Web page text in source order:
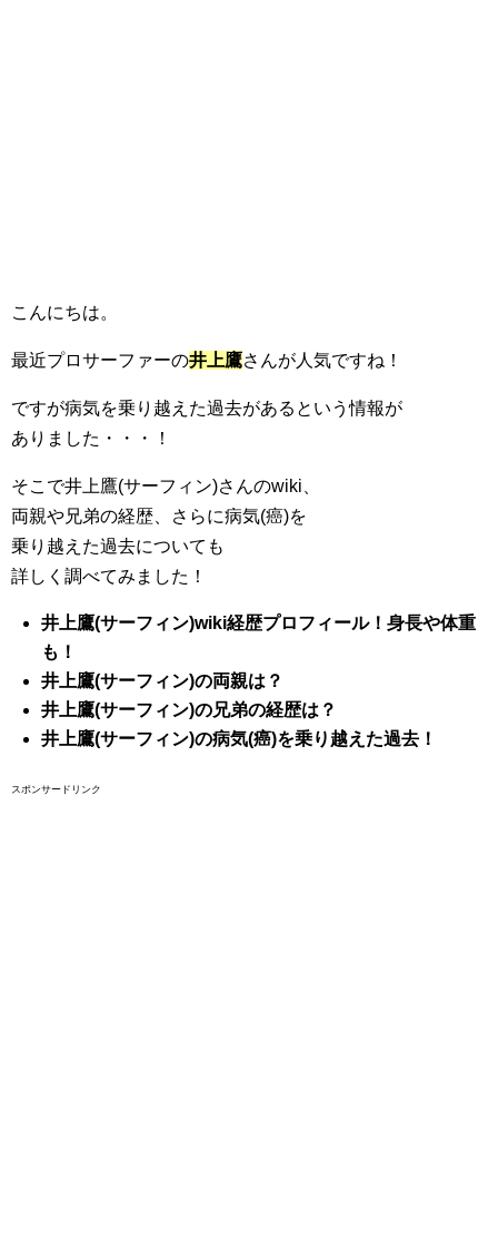
こんにちは。
最近プロサーファーの井上鷹さんが人気ですね！
ですが病気を乗り越えた過去があるという情報が
ありました・・・！
そこで井上鷹(サーフィン)さんのwiki、
両親や兄弟の経歴、さらに病気(癌)を
乗り越えた過去についても
詳しく調べてみました！
井上鷹(サーフィン)wiki経歴プロフィール！身長や体重
も！
井上鷹(サーフィン)の両親は？
井上鷹(サーフィン)の兄弟の経歴は？
井上鷹(サーフィン)の病気(癌)を乗り越えた過去！
スポンサードリンク